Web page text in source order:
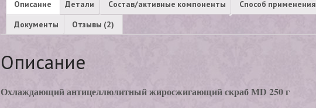
Описание Детали Состав/активные компоненты Способ применения
Документы
Отзывы (2)
Описание
Охлаждающий антицеллюлитный жиросжигающий скраб МD 250 г